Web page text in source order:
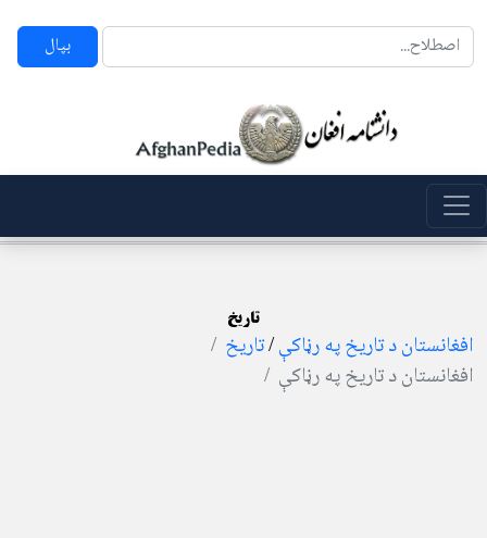
بپال
تاریخ
افغانستان د تاریخ په رڼاکې/تاریخ
افغانستان د تاریخ په رڼاکې